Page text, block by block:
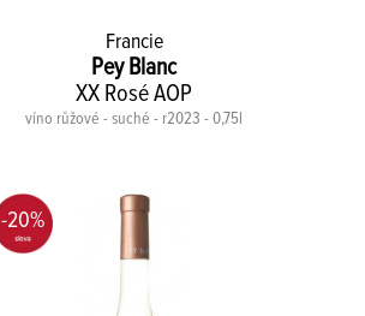
Francie
Pey Blanc
XX Rosé AOP
víno růžové - suché - r2023 - 0,75l
-20%